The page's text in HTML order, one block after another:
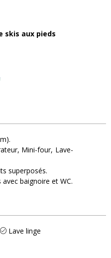
skis aux pieds
Mini-four Lave-
superposés
avec baignoire et WC
Lave linge